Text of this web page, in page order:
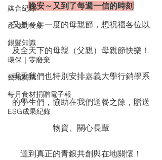
媒合紀錄
產地到餐桌
銀髮知識
環保｜零廢棄
藝術關懷
每月食材捐贈電子報
ESG成果紀錄
晚安～又到了每週一信的時刻
又是一年一度的母親節，想祝福各位以
及全天下的母親（父親）母親節快樂！
明天我們也特別安排嘉義大學行銷學系
的學生們，協助在我們送餐之餘，贈送
物資、關心長輩
達到真正的青銀共創與在地關懷！